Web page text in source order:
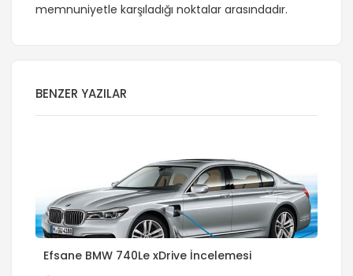
memnuniyetle karşıladığı noktalar arasındadır.
BENZER YAZILAR
Efsane BMW 740Le xDrive İncelemesi